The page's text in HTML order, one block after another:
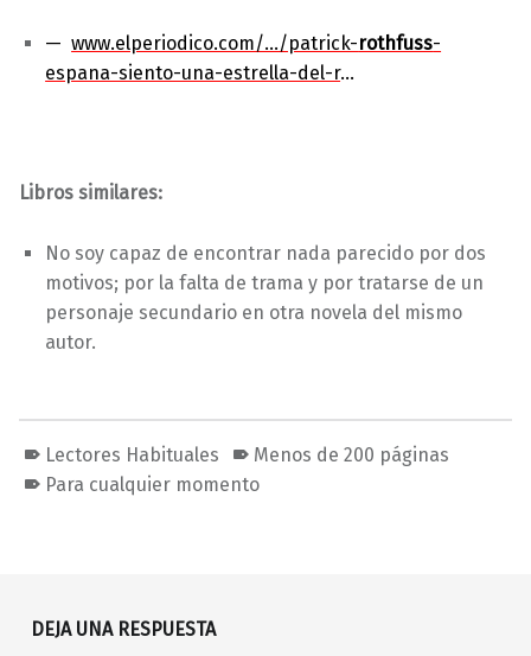
www.elperiodico.com/…/patrick-rothfuss-
espana-siento-una-estrella-del-r…
Libros similares:
No soy capaz de encontrar nada parecido por dos
motivos; por la falta de trama y por tratarse de un
personaje secundario en otra novela del mismo
autor.
Lectores Habituales
Menos de 200 páginas
Para cualquier momento
DEJA UNA RESPUESTA